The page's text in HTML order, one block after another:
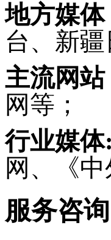
地方媒体
台、新疆
主流网站
网等；
行业媒体:
网、《
服务咨询